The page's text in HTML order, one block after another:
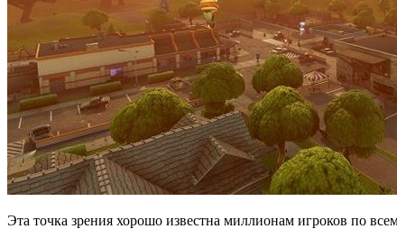
Эта точка зрения хорошо известна миллионам игроков по